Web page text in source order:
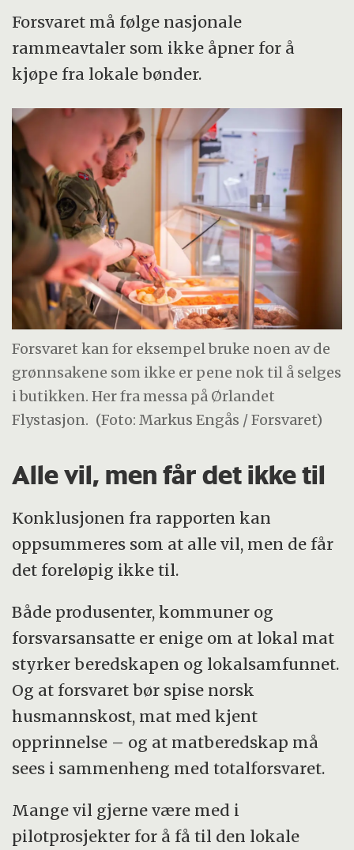
Forsvaret må følge nasjonale
rammeavtaler som ikke åpner for å
kjøpe fra lokale bønder.
Forsvaret kan for eksempel bruke noen av de
grønnsakene som ikke er pene nok til å selges
i butikken. Her fra messa på Ørlandet
Flystasjon. (Foto: Markus Engås / Forsvaret)
Alle vil, men får det ikke til
Konklusjonen fra rapporten kan
oppsummeres som at alle vil, men de får
det foreløpig ikke til.
Både produsenter, kommuner og
forsvarsansatte er enige om at lokal mat
styrker beredskapen og lokalsamfunnet.
Og at forsvaret bør spise norsk
husmannskost, mat med kjent
opprinnelse – og at matberedskap må
sees i sammenheng med totalforsvaret.
Mange vil gjerne være med i
pilotprosjekter for å få til den lokale